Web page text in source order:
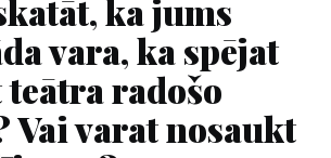
ka jums
vara, ka spējat
radošo
Vai varat nosaukt